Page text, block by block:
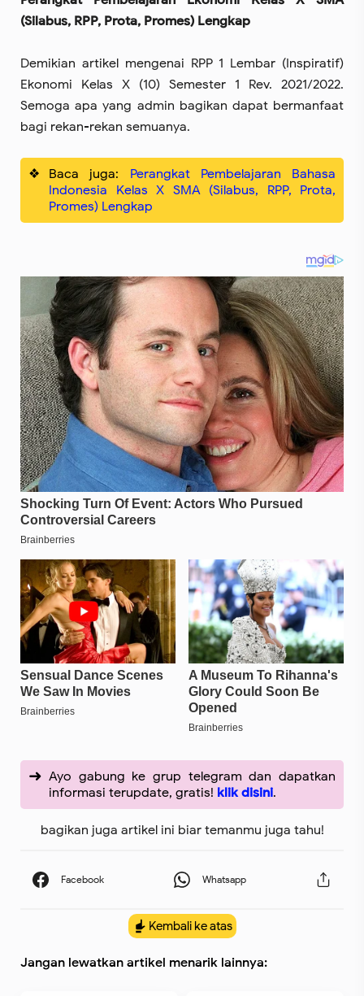
(Silabus, RPP, Prota, Promes) Lengkap
Demikian artikel mengenai RPP 1 Lembar (Inspiratif)
Ekonomi Kelas X (10) Semester 1 Rev. 2021/2022.
Semoga apa yang admin bagikan dapat bermanfaat
bagi rekan-rekan semuanya.
Baca juga: Perangkat Pembelajaran Bahasa
Indonesia Kelas X SMA (Silabus, RPP, Prota,
Promes) Lengkap
Ayo gabung ke grup telegram dan dapatkan
informasi terupdate, gratis! klik disini.
bagikan juga artikel ini biar temanmu juga tahu!
Kembali ke atas
Jangan lewatkan artikel menarik lainnya: